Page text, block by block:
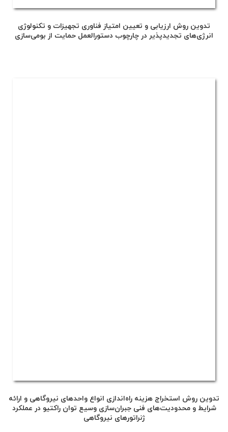
تدوین روش ارزیابی و تعیین امتیاز فناوری تجهیزات و تکنولوژی
انرژی‌های تجدیدپذیر در چارچوب دستورالعمل حمایت از بومی‌سازی
تدوین روش استخراج هزینه راه‌اندازی انواع واحدهای نیروگاهی و ارائه
شرایط و محدودیت‌های فنی جبران‌سازی وسیع توان راکتیو در عملکرد
ژنراتورهای نیروگاهی